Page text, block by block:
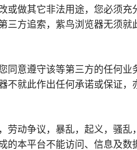
或做其它非法用途，您必须充
三方追索，紫鸟浏览器无须就
同意遵守该等第三方的任何业
不就此作出任何承诺或保证，
劳动争议，暴乱，起义，骚乱
的本平台不能访问、信息及数